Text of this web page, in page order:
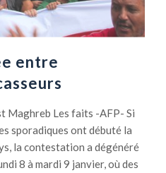
entre
Maghreb Les faits -AFP- Si
sporadiques ont débuté la
la contestation a dégénéré
8 à mardi 9 janvier, où des